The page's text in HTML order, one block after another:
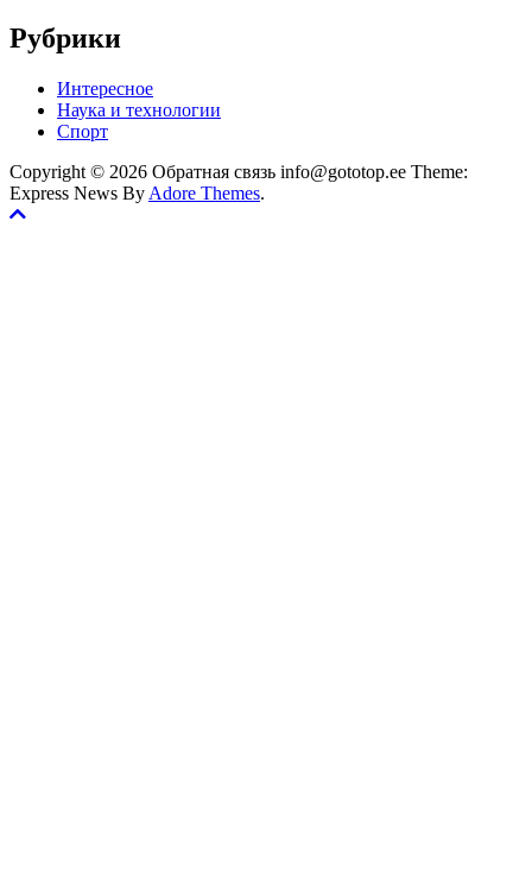
Рубрики
Интересное
Наука и технологии
Спорт
Copyright © 2026 Обратная связь info@gototop.ee Theme:
Express News By Adore Themes.